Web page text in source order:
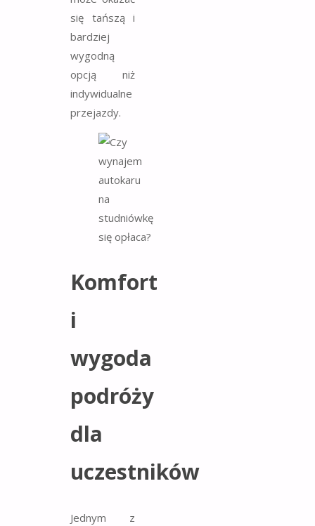
się tańszą i
bardziej
wygodną
opcją niż
indywidualne
przejazdy.
Komfort
i
wygoda
podróży
dla
uczestników
Jednym z